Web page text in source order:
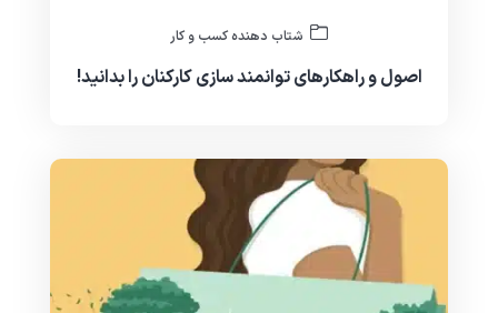
شتاب دهنده کسب و کار
اصول و راهکارهای توانمند سازی کارکنان را بدانید!